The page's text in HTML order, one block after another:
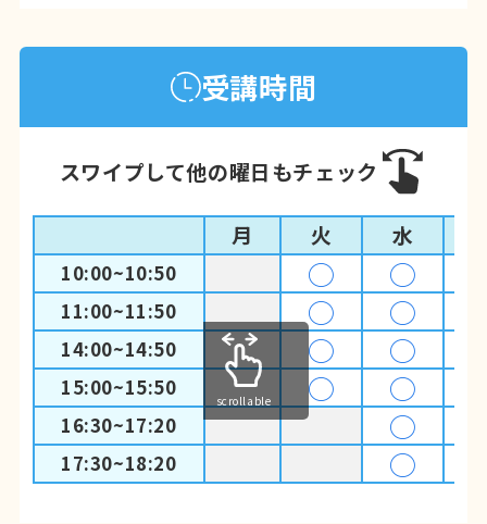
受講時間
スワイプして他の曜日もチェック
月 火 水
10:00~10:50 ◯ ◯
11:00~11:50 ◯ ◯
14:00~14:50 ◯ ◯
15:00~15:50 ◯ ◯
16:30~17:20 ◯
17:30~18:20 ◯
scrollable